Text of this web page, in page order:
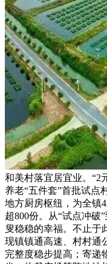
和美村落宜居宜业。“2
养老“五件套”首批试点
地方厨房枢纽，为全镇
超800份。从“试点冲破
叟稳稳的幸福。不止于
现镇镇通高速、村村通
完整度稳步提高；寄递